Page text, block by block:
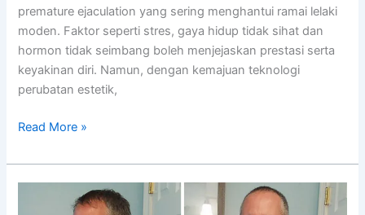
premature ejaculation yang sering menghantui ramai lelaki
moden. Faktor seperti stres, gaya hidup tidak sihat dan
hormon tidak seimbang boleh menjejaskan prestasi serta
keyakinan diri. Namun, dengan kemajuan teknologi
perubatan estetik,
Read More »